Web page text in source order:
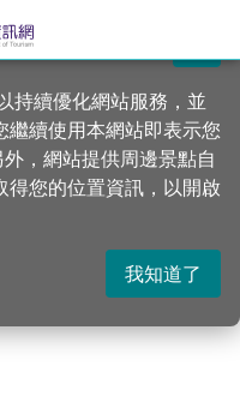
要統計指標查詢
2969
關閉
持續優化網站服務，並
續使用本網站即表示您
，網站提供周邊景點自
您的位置資訊，以開啟
我知道了